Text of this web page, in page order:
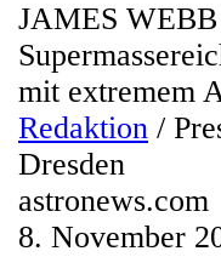
JAMES WEBB
mit extremem
Redaktion /
Dresden
astronews.com
8. November